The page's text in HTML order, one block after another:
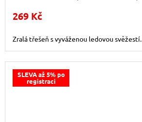
269 Kč
Zralá třešeň s vyváženou ledovou svěžestí.
SLEVA až 5% po
registraci